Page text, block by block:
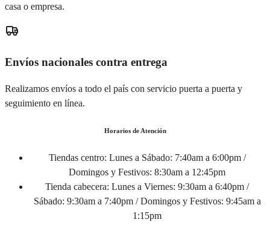
casa o empresa.
Envíos nacionales contra entrega
Realizamos envíos a todo el país con servicio puerta a puerta y
seguimiento en línea.
Horarios de Atención
Tiendas centro: Lunes a Sábado: 7:40am a 6:00pm /
Domingos y Festivos: 8:30am a 12:45pm
Tienda cabecera: Lunes a Viernes: 9:30am a 6:40pm /
Sábado: 9:30am a 7:40pm / Domingos y Festivos: 9:45am a
1:15pm